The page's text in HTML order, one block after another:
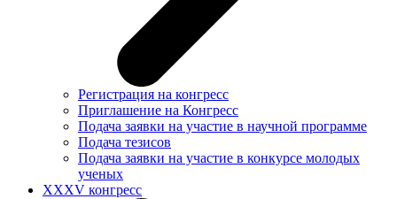
Регистрация на конгресс
Приглашение на Конгресс
Подача заявки на участие в научной программе
Подача тезисов
Подача заявки на участие в конкурсе молодых
ученых
XXXV конгресс